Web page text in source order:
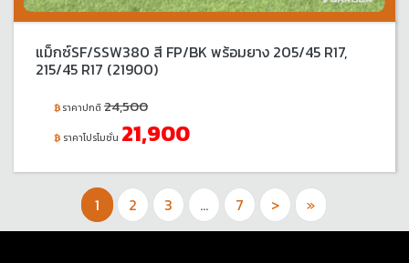
แม็กซ์SF/SSW380 สี FP/BK พร้อมยาง 205/45 R17,
215/45 R17 (21900)
ราคาปกติ 24,500
ราคาโปรโมชั่น 21,900
1 2 3 ... 7 > »